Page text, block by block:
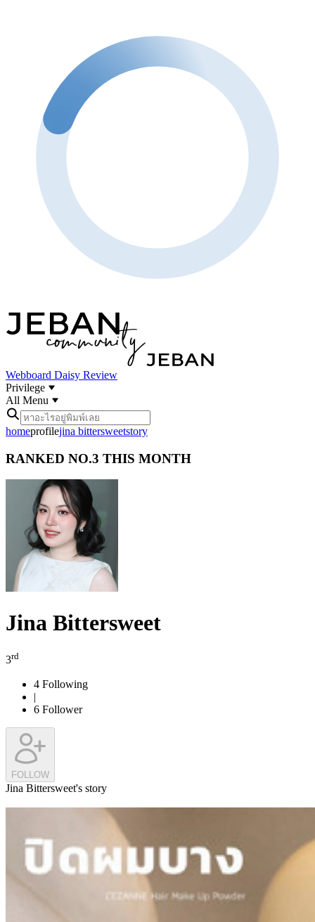
Webboard Daisy Review
Privilege
All Menu
homeprofilejina bittersweetstory
RANKED NO.3 THIS MONTH
Jina Bittersweet
3rd
4 Following
|
6 Follower
FOLLOW
Jina Bittersweet's story